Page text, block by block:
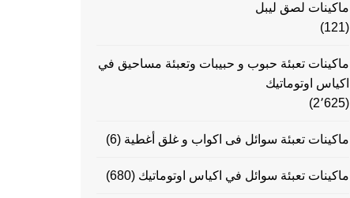
ماكينات لصق ليبل
(121)
ماكينات تعبئة حبوب و حبيبات وتعبئة مساحيق في
اكياس اوتوماتيك
(2٬625)
ماكينات تعبئة سوائل فى اكواب و غلق أغطية (6)
ماكينات تعبئة سوائل في اكياس اوتوماتيك (680)